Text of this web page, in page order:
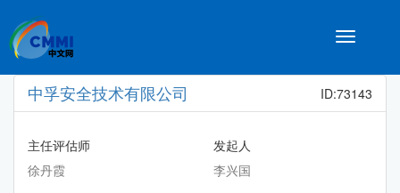
Toggle
中孚安全技术有限公司 ID:73143
主任评估师
徐丹霞
发起人
李兴国